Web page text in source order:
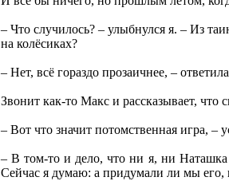
– Что случилось? – улыбнулся я. – Из
на колёсиках?
– Нет, всё гораздо прозаичнее, –
Звонит как-то Макс и рассказывает,
– Вот что значит потомственная игра, –
– В том-то и дело, что ни я, ни Наташка
Сейчас я думаю: а придумали ли мы его,